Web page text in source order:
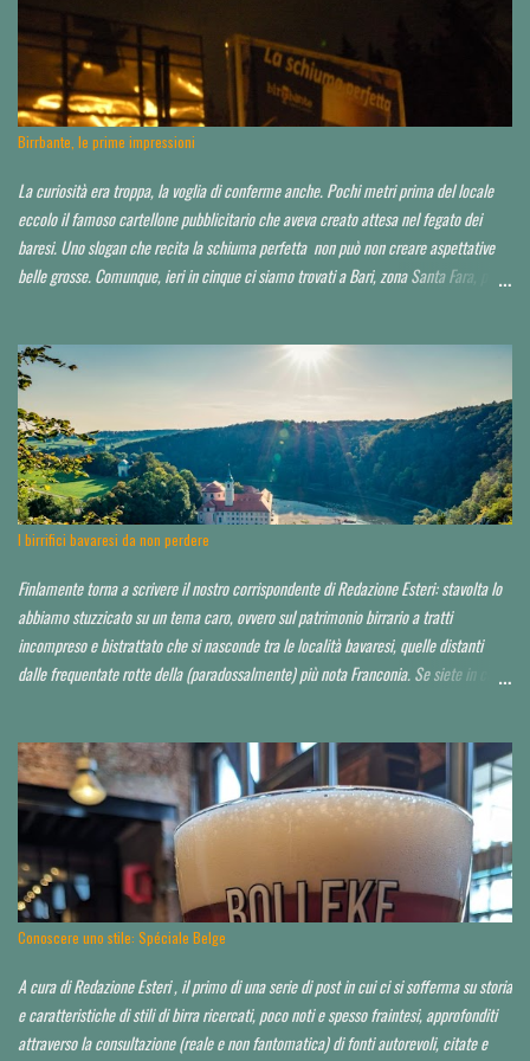
o
Birrbante, le prime impressioni
La curiosità era troppa, la voglia di conferme anche. Pochi metri prima del locale
eccolo il famoso cartellone pubblicitario che aveva creato attesa nel fegato dei
baresi. Uno slogan che recita la schiuma perfetta non può non creare aspettative
belle grosse. Comunque, ieri in cinque ci siamo trovati a Bari, zona Santa Fara, per
invito o conoscenza. Noi, non so in che modo, ma ce l'abbiamo fatta ad impietosire
qualcuno. Non abbiamo potuto capire neppure chi fosse il titolare, il birraio, il
proprietario, il socio...d'altro canto la serata non era quella ideale. Avrei voluto
approfondire. Locale molto grande, credo sui 200 coperti. Idea di ristorazione
leggera, niente di esagerato seppur dall'aspetto chic o "chiccoso". Arredamento in
stile moderno, niente panche appiccicose, banconi. Niente che pia...
I birrifici bavaresi da non perdere
Finlamente torna a scrivere il nostro corrispondente di Redazione Esteri: stavolta lo
abbiamo stuzzicato su un tema caro, ovvero sul patrimonio birrario a tratti
incompreso e bistrattato che si nasconde tra le località bavaresi, quelle distanti
dalle frequentate rotte della (paradossalmente) più nota Franconia. Se siete in cerca
approfondire nei prossimi anni. Partiamo da un assunto: a saper scegliere, in Baviera
si beve mediamente bene, spesso anche molto bene, in alcuni casi perfino
eccezionalmente bene. La Baviera è il più esteso Land della Repubblica federale di
Germania e occupa la parte a sud-orientale del paese. Il territorio dello Stato è
suddiviso a sua volta in sette distretti governativi, che hanno ciascuno una città
capoluogo. Dal punto di vista dell’appassionato birrario italiano, si è già scritto d...
Conoscere uno stile: Spéciale Belge
A cura di Redazione Esteri , il primo di una serie di post in cui ci si sofferma su storia
e caratteristiche di stili di birra ricercati, poco noti e spesso fraintesi, approfonditi
attraverso la consultazione (reale e non fantomatica) di fonti autorevoli, citate e